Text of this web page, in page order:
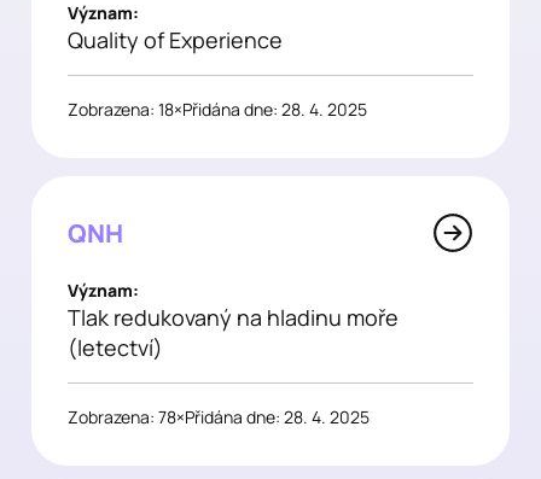
Význam:
Quality of Experience
Zobrazena: 18×Přidána dne: 28. 4. 2025
QNH
Význam:
Tlak redukovaný na hladinu moře
(letectví)
Zobrazena: 78×Přidána dne: 28. 4. 2025